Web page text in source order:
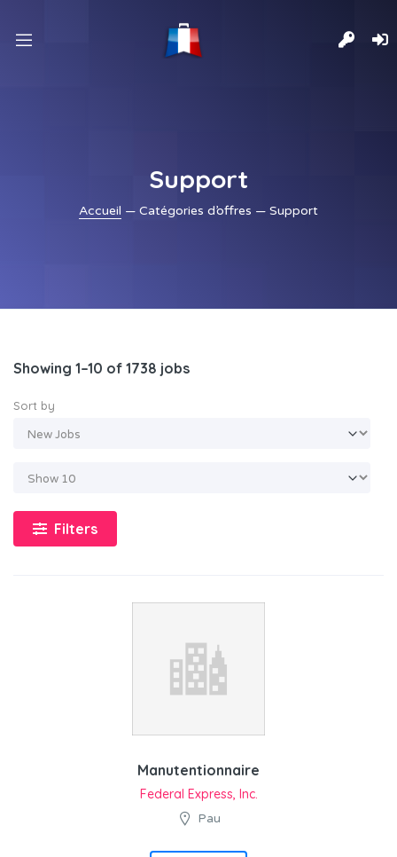
Support
Accueil — Catégories d’offres — Support
Showing 1–10 of 1738 jobs
Sort by
Filters
Manutentionnaire
Federal Express, Inc.
Pau